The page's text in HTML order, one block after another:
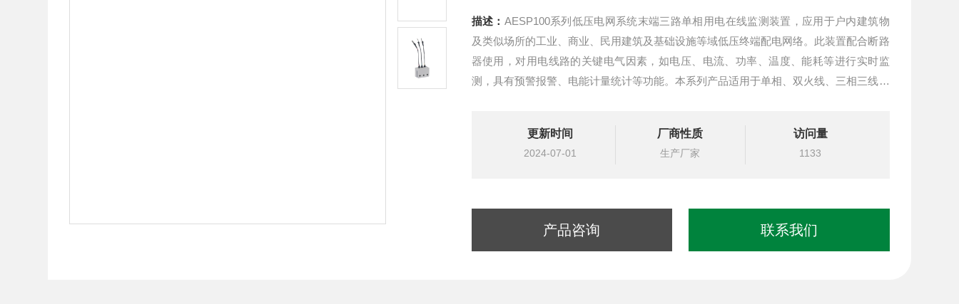
描述： AESP100系列低压电网系统末端三路单相用电在线监测装置，应用于户内建筑物
及类似场所的工业、商业、民用建筑及基础设施等域低压终端配电网络。此装置配合断路
器使用，对用电线路的关键电气因素，如电压、电流、功率、温度、能耗等进行实时监
测，具有预警报警、电能计量统计等功能。本系列产品适用于单相、双火线、三相三线、
更新时间
2024-07-01
厂商性质
生产厂家
访问量
1133
产品咨询 联系我们